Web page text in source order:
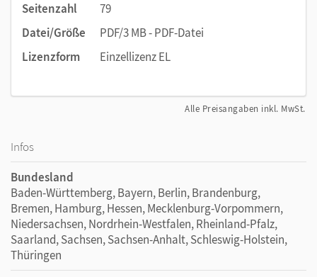
Seitenzahl
79
Datei/Größe
PDF/3 MB - PDF-Datei
Lizenzform
Einzellizenz EL
Alle Preisangaben inkl. MwSt.
Infos
Bundesland
Baden-Württemberg, Bayern, Berlin, Brandenburg,
Bremen, Hamburg, Hessen, Mecklenburg-Vorpommern,
Niedersachsen, Nordrhein-Westfalen, Rheinland-Pfalz,
Saarland, Sachsen, Sachsen-Anhalt, Schleswig-Holstein,
Thüringen